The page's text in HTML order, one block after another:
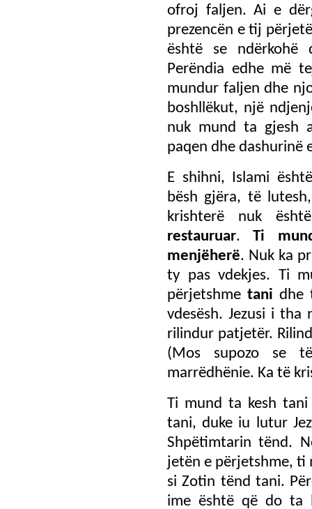
ofroj faljen. Ai e
prezencën e tij
është se ndërkohë
Perëndia edhe më
mundur faljen dhe
boshllëkut, një
nuk mund ta gjesh
paqen dhe dashurinë
E shihni, Islami
bësh gjëra, të
krishterë nuk
restauruar.Ti
menjëherë. Nuk ka
ty pas vdekjes. Ti
përjetshme tani dhe
vdesësh. Jezusi i
rilindur patjetër.
(Mos supozo se
marrëdhënie. Ka të
Ti mund ta kesh
tani, duke iu lutur
Shpëtimtarin tënd.
jetën e përjetshme, ti
si Zotin tënd tani.
ime është që do ta